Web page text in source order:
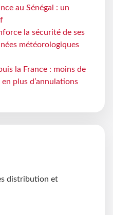
au Sénégal : un
la sécurité de ses
météorologiques
la France : moins de
plus d’annulations
distribution et